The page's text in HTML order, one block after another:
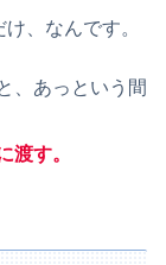
、なんです。
、あっという間
渡す。